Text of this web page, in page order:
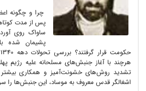
چرا و چگونه
پس از مدت
ساواک روی
پشیمان شده
هرچند با آغاز جنبش‌های مسلحانه علیه رژیم
تشدید روش‌های خشونت‌آمیز و همکاری بیشتر با
اشغالگر قدس معروف به موساد، این جنبش‌ها را